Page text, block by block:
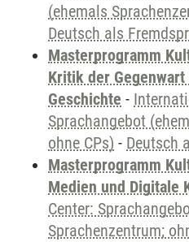
(ehemals
Deutsch als
Masterprogramm
Kritik der
Geschichte -
Sprachangebot
ohne CPs) - Deutsch
Masterprogramm
Medien und Digitale
Center:
Sprachenzentrum;